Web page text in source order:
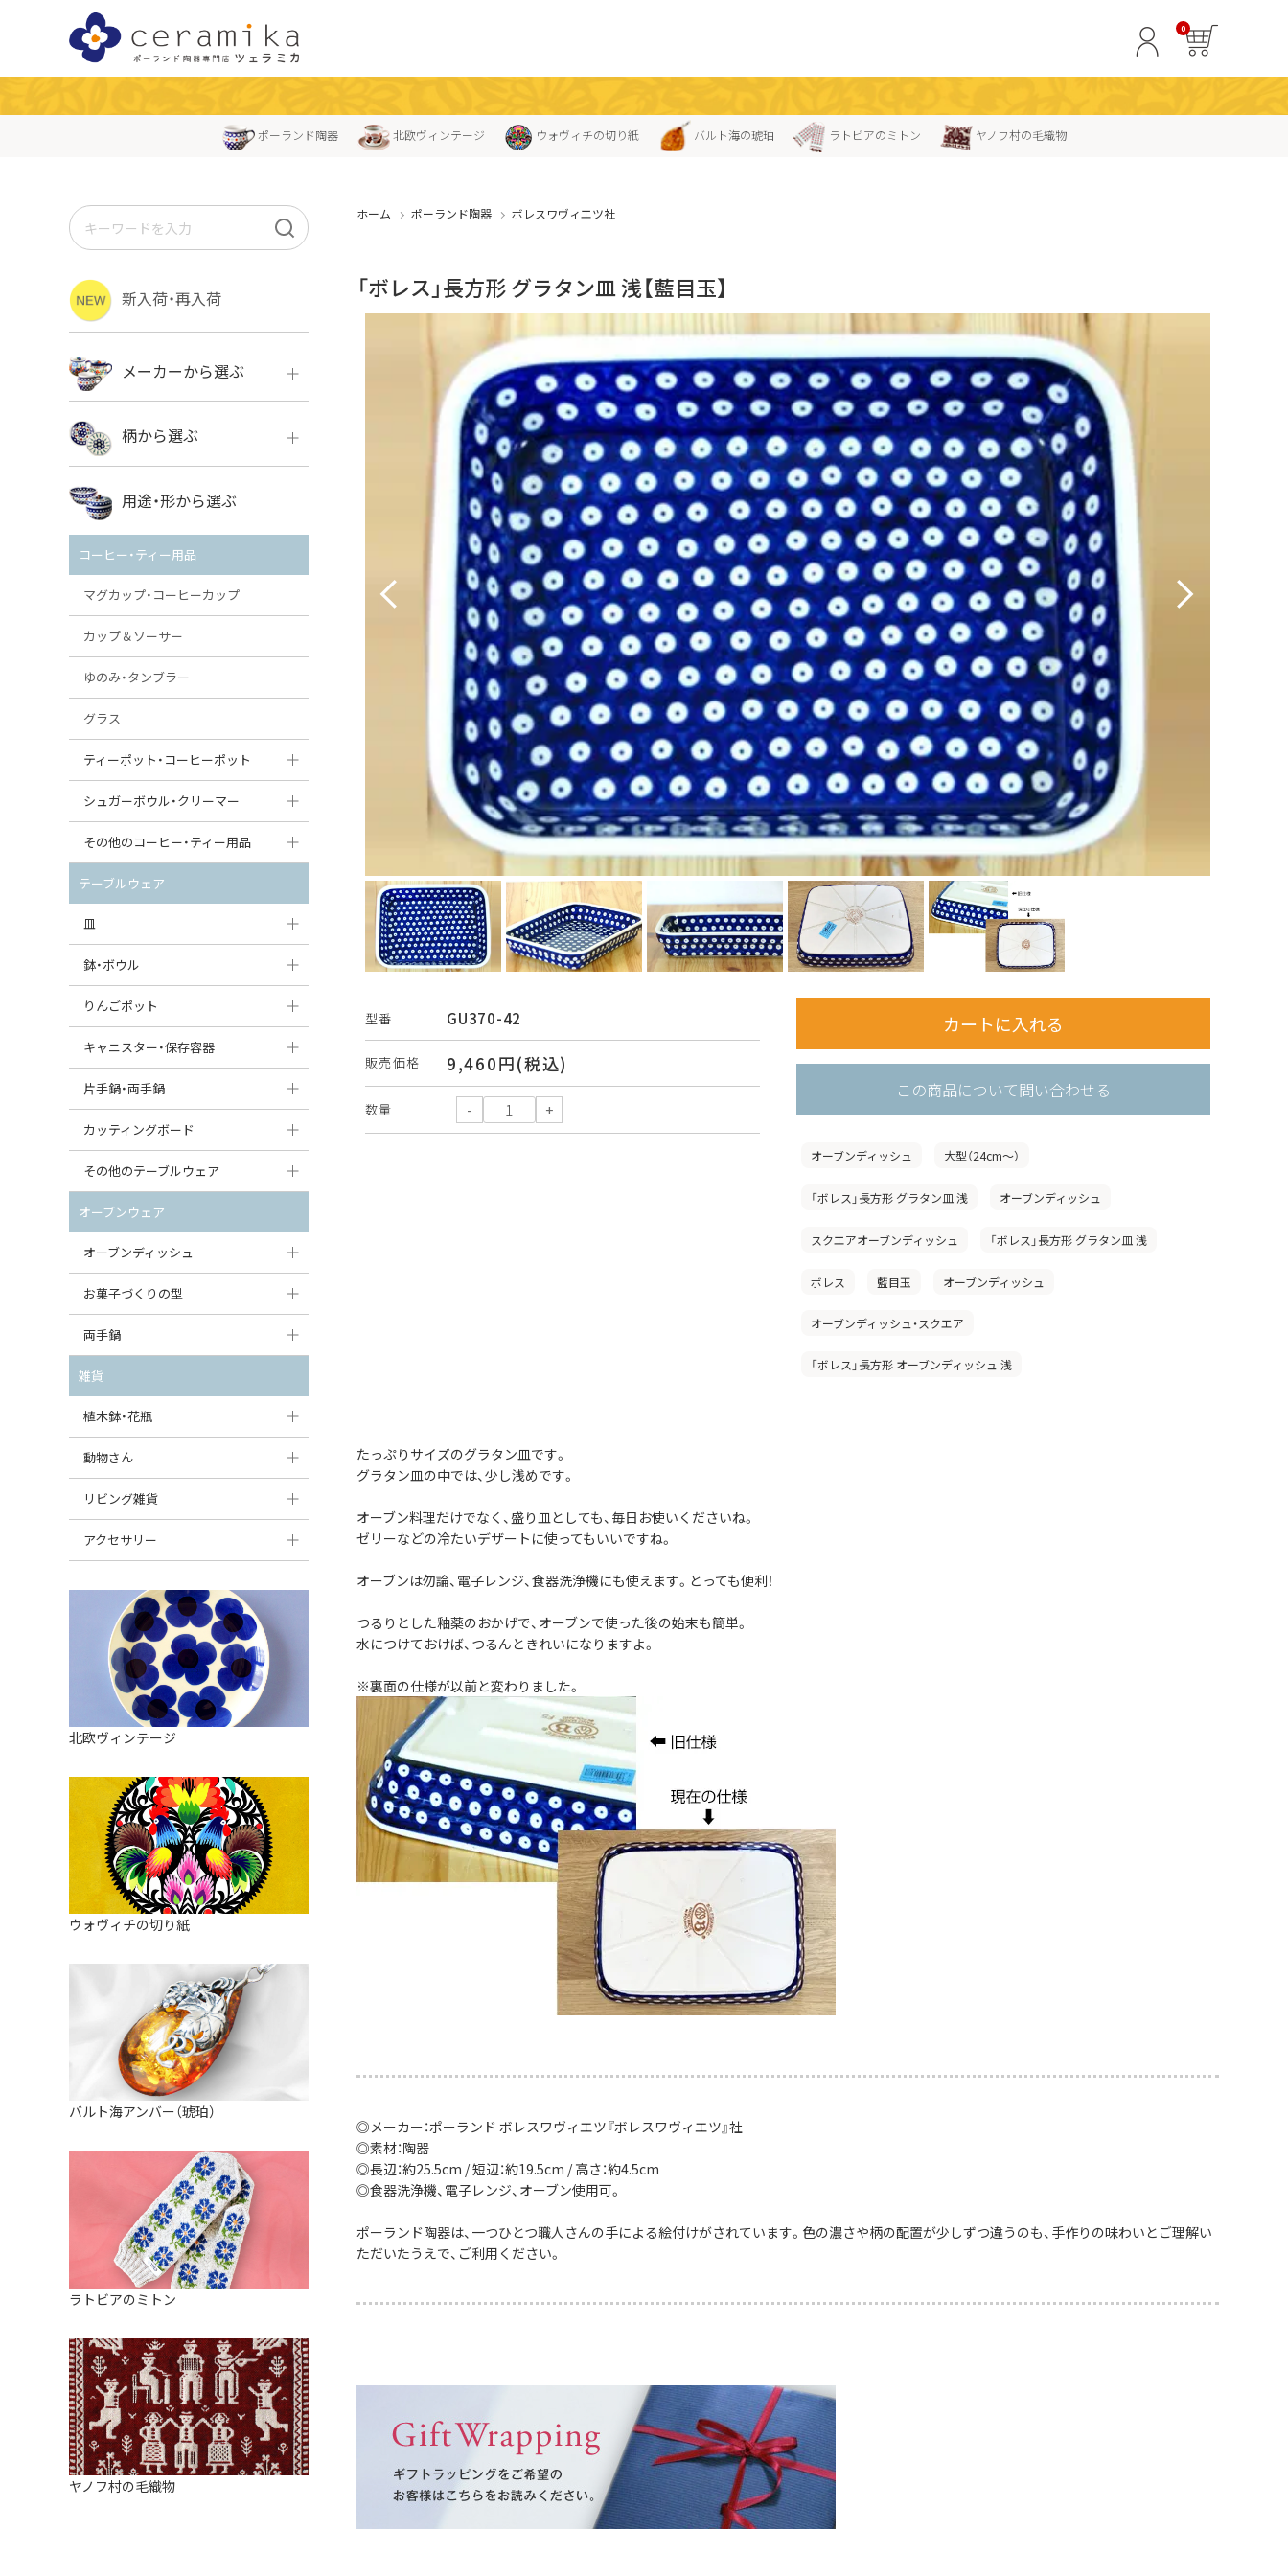
0
ポーランド陶器 北欧ヴィンテージ ウォヴィチの切り紙 バルト海の琥珀 ラトビアのミトン ヤノフ村の毛織物
ホーム ポーランド陶器 ボレスワヴィエツ社
「ボレス」長方形 グラタン皿 浅【藍目玉】
型番 GU370-42
販売価格 9,460円(税込)
数量
この商品について問い合わせる
オーブンディッシュ 大型（24cm〜）
「ボレス」長方形 グラタン皿 浅 オーブンディッシュ
スクエアオーブンディッシュ 「ボレス」長方形 グラタン皿 浅
ボレス 藍目玉 オーブンディッシュ
オーブンディッシュ・スクエア
「ボレス」長方形 オーブンディッシュ 浅
たっぷりサイズのグラタン皿です。
グラタン皿の中では、少し浅めです。
オーブン料理だけでなく、盛り皿としても、毎日お使いくださいね。
ゼリーなどの冷たいデザートに使ってもいいですね。
オーブンは勿論、電子レンジ、食器洗浄機にも使えます。とっても便利！
つるりとした釉薬のおかげで、オーブンで使った後の始末も簡単。
水につけておけば、つるんときれいになりますよ。
※裏面の仕様が以前と変わりました。
◎メーカー：ポーランド ボレスワヴィエツ『ボレスワヴィエツ』社
◎素材：陶器
◎長辺：約25.5cm / 短辺：約19.5cm / 高さ：約4.5cm
◎食器洗浄機、電子レンジ、オーブン使用可。
ポーランド陶器は、一つひとつ職人さんの手による絵付けがされています。色の濃さや柄の配置が少しずつ違うのも、手作りの味わいとご理解い
ただいたうえで、ご利用ください。
新入荷・再入荷
メーカーから選ぶ
ボレス
VENA
ミレナ
柄から選ぶ
ボレス
用途・形から選ぶ
コーヒー・ティー用品
マグカップ・コーヒーカップ
カップ＆ソーサー
ゆのみ・タンブラー
グラス
ティーポット・コーヒーポット
ティーポット
コーヒーポット
シュガーボウル・クリーマー
シュガーボウル
クリーマー
その他のコーヒー・ティー用品
ポットウォーマー
ピッチャー
コーヒードリッパー
すべて見る
テーブルウェア
皿
大皿（24cm〜）
中皿（18〜24cm）
丸皿
スープ皿
ダルマプレート
たまご型プレート
ハート型プレート
変形プレート
分割ディッシュ
すべて見る
鉢・ボウル
大鉢（21cm〜）
中鉢（16〜21cm）
丸鉢・どんぶり・ボウル
茶碗
オーバルボウル
ハートボウル
葉っぱ型ボウル
りんご型ボウル
いちご型ボウル
星型ボウル
スープカップ
そば猪口・フリーカップ
ココット
薬味入れ
ミキシングボウル
すべて見る
りんごポット
りんごポット
りんごポット小
キャニスター・保存容器
キャニスター
つぼ
ガーリックポット
オニオンキャニスター
ガーリックキャニスター
チーズケース
バターディッシュ
六角形ポット
ボトル
すべて見る
片手鍋・両手鍋
ソースパン（片手鍋）
スープチュリーン
カッティングボード
角型カッティングボード
丸型カッティングボード
すべて見る
その他のテーブルウェア
調味料入れ
グレイヴィーボート
エッグカップ
ケーキスタンド
カトラリー
はしおき・カトラリーレスト
オーブンウェア
オーブンディッシュ
大型（24cm〜）
中型（18〜24cm）
スクエアオーブンディッシュ
オーバルオーブンディッシュ
すべて見る
お菓子づくりの型
パウンド型
マフィン型
すべて見る
両手鍋
チュリーン
キャセロール
すべて見る
雑貨
植木鉢・花瓶
植木鉢
花瓶
動物さん
フィギュア・置物
貯金箱
オーナメント
クリーマー
リビング雑貨
スツール
バス・洗面用品
家具小物
小物入れ
アロマポット
バスケット
装飾用タイル・プレート
ミニチュア
天使さま
カードスタンド
マグネット
すべて見る
アクセサリー
ペンダントトップ
すべて見る
北欧ヴィンテージ
ウォヴィチの切り紙
バルト海アンバー（琥珀）
ラトビアのミトン
ヤノフ村の毛織物